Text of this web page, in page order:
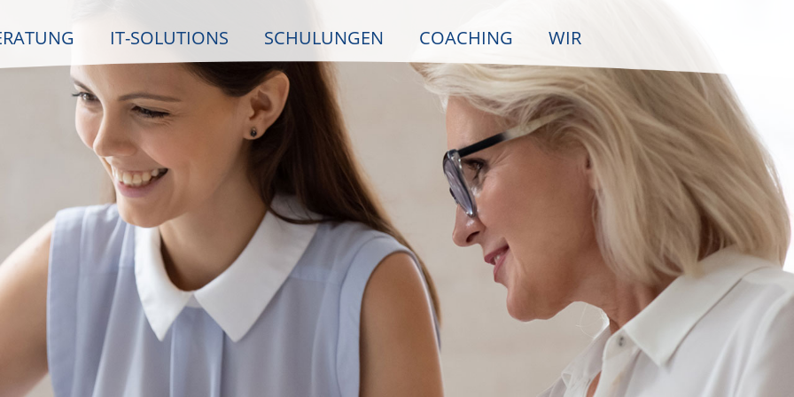
IT-SOLUTIONS SCHULUNGEN COACHING WIR